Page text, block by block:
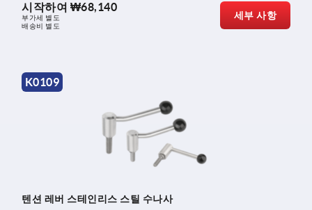
시작하여 ₩68,140
부가세 별도
배송비 별도
세부 사항
K0109
텐션 레버 스테인리스 스틸 수나사